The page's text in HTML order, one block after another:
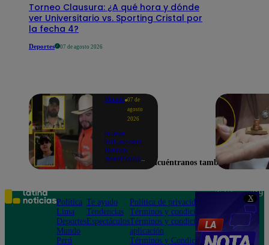
X
Torneo Clausura: ¿A qué hora y dónde
ver Universitario vs. Sporting Cristal por
la fecha 4?
Deportes 07 de agosto 2026
Mundo 07 de
agosto
2026
Nueve
influencers
fueron
asesinados
el Cártel de
Sinaloa
Encuéntranos también en
Política
Lima
Deportes
Mundo
Perú
Te ayudo
Tendencias
Espectáculos
Política de privacidad
Términos y condiciones
Términos y condiciones
aplicación
Términos y Condiciones
Teléfono: 219
Av. San
Felipe 968
Jesús María